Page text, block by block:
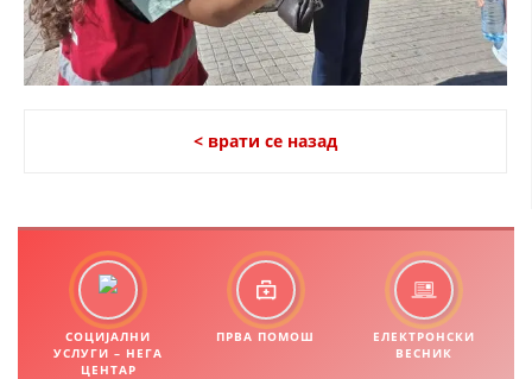
< врати се назад
СОЦИЈАЛНИ
УСЛУГИ – НЕГА
ЦЕНТАР
ПРВА ПОМОШ
ЕЛЕКТРОНСКИ
ВЕСНИК